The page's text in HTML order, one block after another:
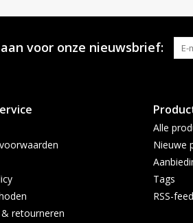
voor onze nieuwsbrief:
retourneren
Alle
Nieuwe
Tags
RSS-feed